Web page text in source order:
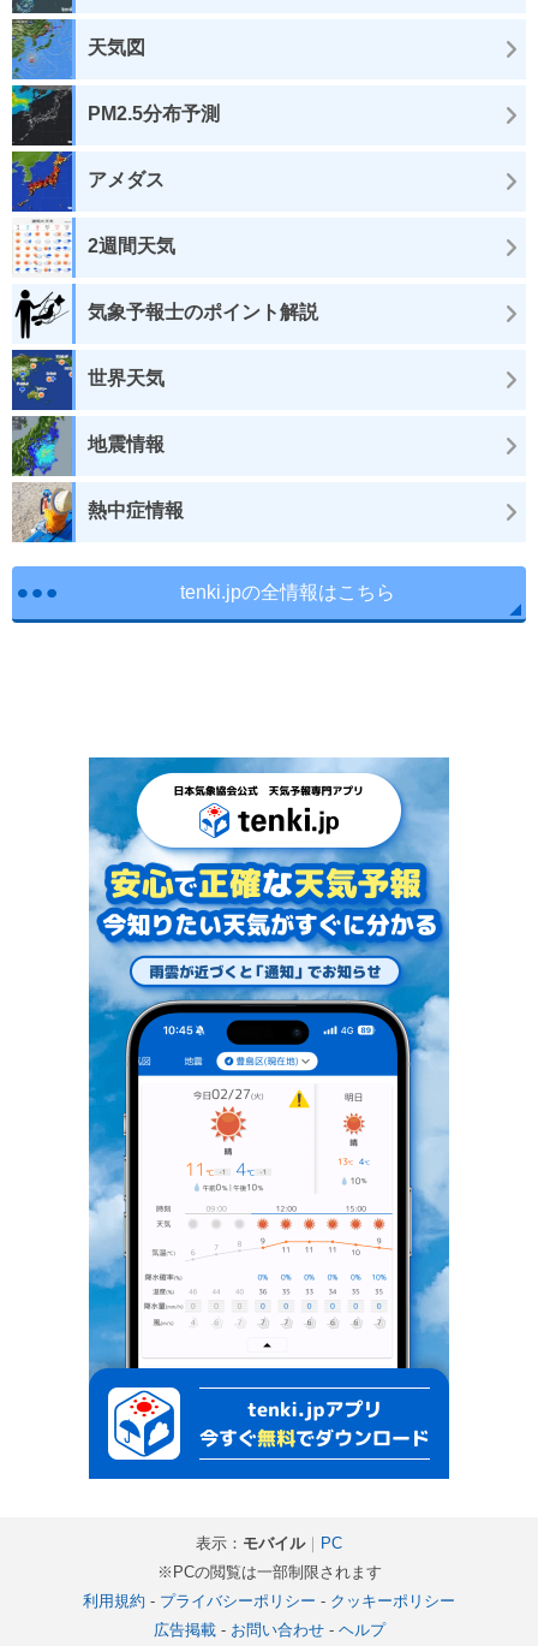
天気図
PM2.5分布予測
アメダス
2週間天気
気象予報士のポイント解説
世界天気
地震情報
熱中症情報
tenki.jpの全情報はこちら
表示： モバイル｜ PC
※PCの閲覧は一部制限されます
利用規約 - プライバシーポリシー - クッキーポリシー
広告掲載- お問い合わせ- ヘルプ